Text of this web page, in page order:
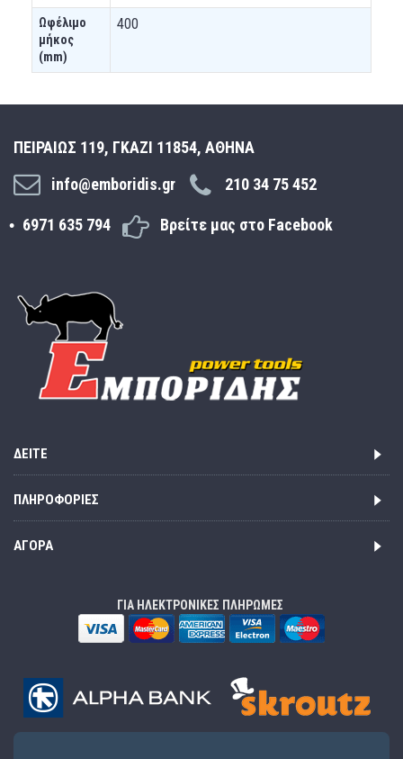
Ωφέλιμο
μήκος
(mm)
400
ΠΕΙΡΑΙΩΣ 119, ΓΚΑΖΙ 11854, ΑΘΗΝΑ
info@emboridis.gr
210 34 75 452
6971 635 794 Βρείτε μας στο Facebook
ΔΕΊΤΕ
ΠΛΗΡΟΦΟΡΊΕΣ
ΑΓΟΡΆ
ΓΙΑ ΗΛΕΚΤΡΟΝΙΚΕΣ ΠΛΗΡΩΜΕΣ